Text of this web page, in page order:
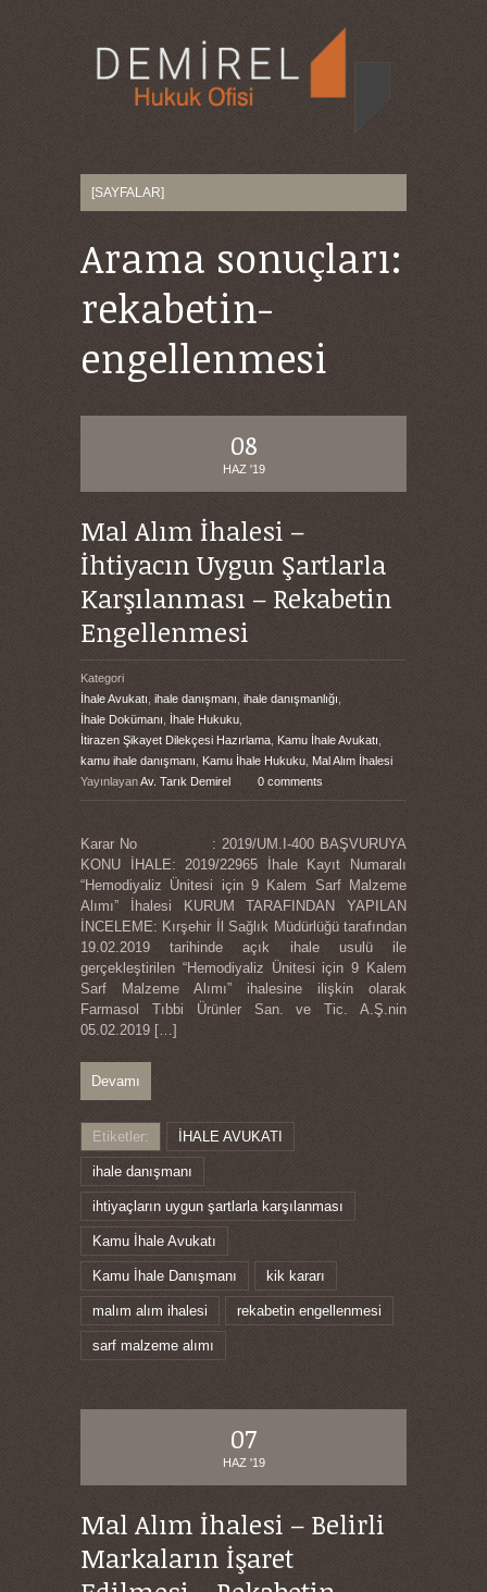
Arama sonuçları:
rekabetin-
engellenmesi
08
HAZ '19
Mal Alım İhalesi –
İhtiyacın Uygun Şartlarla
Karşılanması – Rekabetin
Engellenmesi
Kategori
İhale Avukatı ihale danışmanı ihale danışmanlığı
İhale Dokümanı
İhale Hukuku
İtirazen Şikayet Dilekçesi Hazırlama Kamu İhale Avukatı
kamu ihale danışmanı Kamu İhale Hukuku Mal Alım İhalesi
YayınlayanAv. Tarık Demirel 0 comments
Karar No : 2019/UM.I-400 BAŞVURUYA
KONU İHALE: 2019/22965 İhale Kayıt Numaralı
“Hemodiyaliz Ünitesi için 9 Kalem Sarf Malzeme
Alımı” İhalesi KURUM TARAFINDAN YAPILAN
İNCELEME: Kırşehir İl Sağlık Müdürlüğü tarafından
19.02.2019 tarihinde açık ihale usulü ile
gerçekleştirilen “Hemodiyaliz Ünitesi için 9 Kalem
Sarf Malzeme Alımı” ihalesine ilişkin olarak
Farmasol Tıbbi Ürünler San. ve Tic. A.Ş.nin
05.02.2019 […]
Devamı
Etiketler: İHALE AVUKATI
ihale danışmanı
ihtiyaçların uygun şartlarla karşılanması
Kamu İhale Avukatı
Kamu İhale Danışmanı kik kararı
malım alım ihalesi rekabetin engellenmesi
sarf malzeme alımı
07
HAZ '19
Mal Alım İhalesi – Belirli
Markaların İşaret